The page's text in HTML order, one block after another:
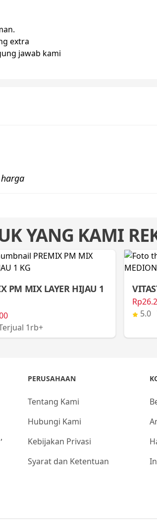
extra
jawab kami
YANG KAMI
PM MIX LAYER HIJAU 1
1rb+
5.0
PERUSAHAAN
Tentang Kami
Hubungi Kami
Kebijakan Privasi
Syarat dan Ketentuan